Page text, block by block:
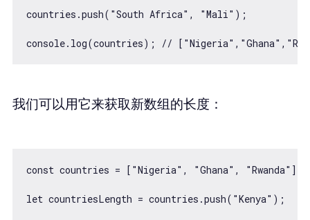
countries.push("South Africa", "Mali");
我们可以用它来获取新数组的长度：
const countries = ["Nigeria", "Ghana", "Rwanda"];
let countriesLength = countries.push("Kenya");